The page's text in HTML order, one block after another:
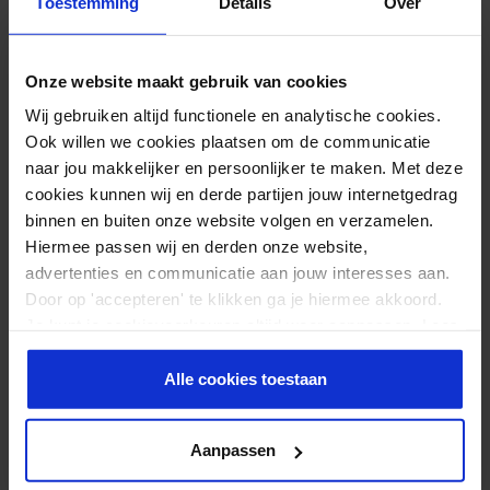
Onze website maakt gebruik van cookies
Wij gebruiken altijd functionele en analytische cookies.
Ook willen we cookies plaatsen om de communicatie
naar jou makkelijker en persoonlijker te maken. Met deze
cookies kunnen wij en derde partijen jouw internetgedrag
binnen en buiten onze website volgen en verzamelen.
Hiermee passen wij en derden onze website,
advertenties en communicatie aan jouw interesses aan.
Door op 'accepteren' te klikken ga je hiermee akkoord.
er meer over in onsprivacy beleid.
Alle cookies toestaan
Aanpassen
alternatieven, zoals een duurzamere variant of een grotere
pagina direct een overzicht met welk balanskussen het
beste bij jou past. Misschien kies je wel voorhet balance
board !
Wil je toch oefeningen uitvoeren op het balkussen activair?
Dan kan je kijken naar onzebalans- en coördinatie
oefeningenter inspiratie. Ook kan je de oefeningen die je al
kent moeilijker maken met behulp van het kussen. Probeer
bijvoorbeeld eens een push up te doen met één of beide
EXTRA INFORMATIE
Kleur Blauw